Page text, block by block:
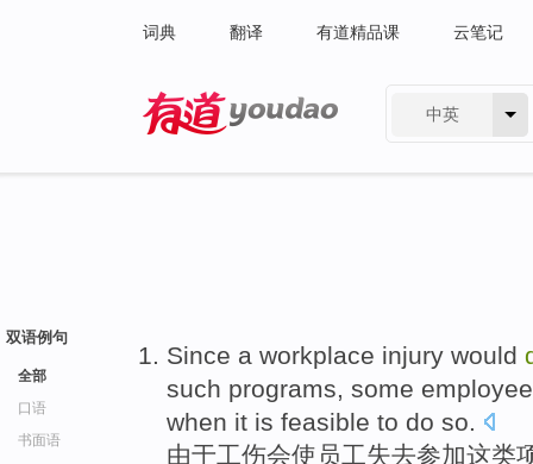
词典 翻译 有道精品课 云笔记
中英
双语例句
全部
口语
书面语
Since a workplace injury would
such programs, some
when it is feasible to do so.
由于工伤会使 员工失去参加这类